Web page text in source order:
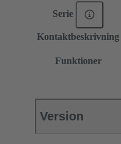
Serie
Kontaktbeskrivning
Funktioner
Version